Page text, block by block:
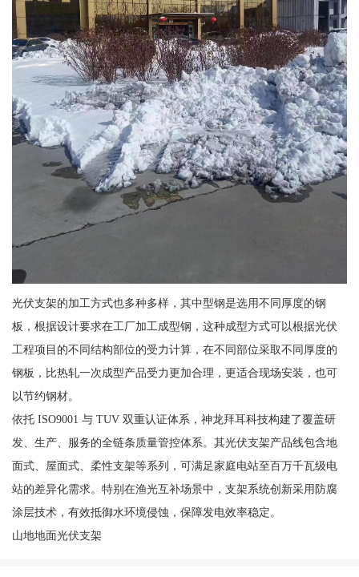
光伏支架的加工方式也多种多样，其中型钢是选用不同厚度的钢
板，根据设计要求在工厂加工成型钢，这种成型方式可以根据光伏
工程项目的不同结构部位的受力计算，在不同部位采取不同厚度的
钢板，比热轧一次成型产品受力更加合理，更适合现场安装，也可
以节约钢材。
依托 ISO9001 与 TUV 双重认证体系，神龙拜耳科技构建了覆盖研
发、生产、服务的全链条质量管控体系。其光伏支架产品线包含地
面式、屋面式、柔性支架等系列，可满足家庭电站至百万千瓦级电
站的差异化需求。特别在渔光互补场景中，支架系统创新采用防腐
涂层技术，有效抵御水环境侵蚀，保障发电效率稳定。
山地地面光伏支架